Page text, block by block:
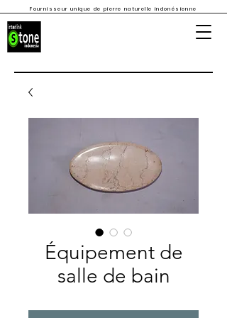
Fournisseur unique de pierre naturelle indonésienne
Équipement de
salle de bain